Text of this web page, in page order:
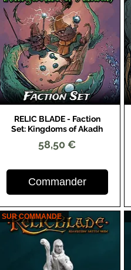
Aperçu rapide
RELIC BLADE - Faction
Set: Kingdoms of Akadh
Prix
58,50 €
Commander
SUR COMMANDE